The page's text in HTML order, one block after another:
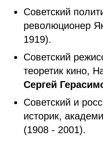
Советский
революционер
1919).
Советский
теоретик кино,
Сергей
Советский и
историк,
(1908 - 2001).